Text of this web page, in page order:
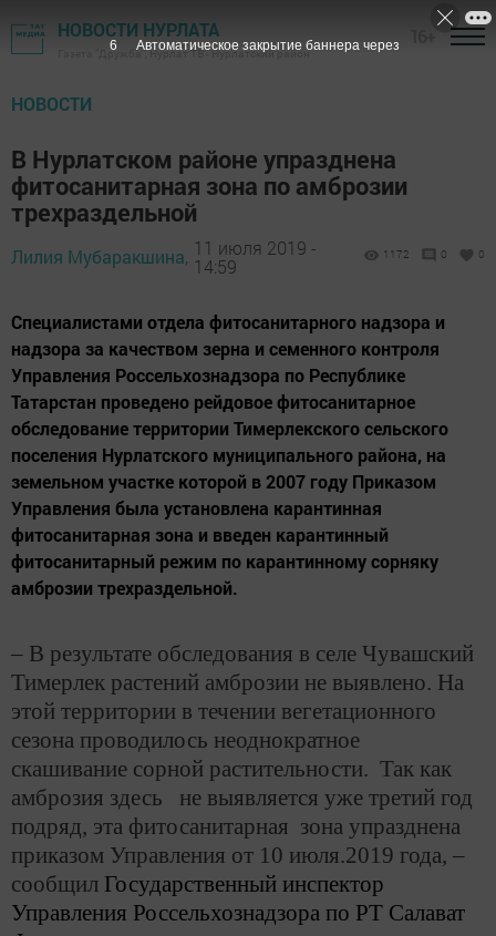
НОВОСТИ НУРЛАТА
Газета "Дружба", Нурлат ТВ - Нурлатский район
НОВОСТИ
В Нурлатском районе упразднена
фитосанитарная зона по амброзии
трехраздельной
Лилия Мубаракшина, 11 июля 2019 -
14:59
1172 0 0
Специалистами отдела фитосанитарного надзора и
надзора за качеством зерна и семенного контроля
Управления Россельхознадзора по Республике
Татарстан проведено рейдовое фитосанитарное
обследование территории Тимерлекского сельского
поселения Нурлатского муниципального района, на
земельном участке которой в 2007 году Приказом
Управления была установлена карантинная
фитосанитарная зона и введен карантинный
фитосанитарный режим по карантинному сорняку
амброзии трехраздельной.
– В результате обследования в селе Чувашский
Тимерлек растений амброзии не выявлено. На
этой территории в течении вегетационного
сезона проводилось неоднократное
скашивание сорной растительности. Так как
амброзия здесь не выявляется уже третий год
подряд, эта фитосанитарная зона упразднена
приказом Управления от 10 июля.2019 года, –
сообщил Государственный инспектор
Управления Россельхознадзора по РТ Салават
6 Автоматическое закрытие баннера через